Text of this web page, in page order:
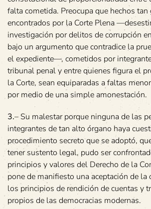
falta cometida. Preocupa que hechos
encontrados por la Corte Plena
investigación por delitos de corrupción
bajo un argumento que contradice la
el expediente—, cometidos por
tribunal penal y entre quienes figura el
la Corte, sean equiparadas a faltas
por medio de una simple amonestación.
3.– Su malestar porque ninguna de las
integrantes de tan alto órgano haya
procedimiento secreto que se adoptó,
tener sustento legal, pudo ser
principios y valores del Derecho de la
pone de manifiesto una aceptación de la
los principios de rendición de cuentas y
propios de las democracias modernas.